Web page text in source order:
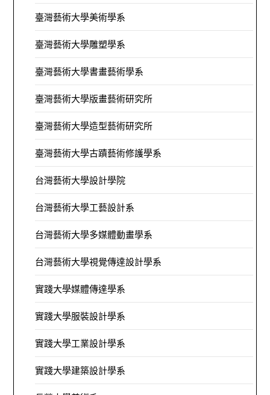
臺灣藝術大學美術學系
臺灣藝術大學雕塑學系
臺灣藝術大學書畫藝術學系
臺灣藝術大學版畫藝術研究所
臺灣藝術大學造型藝術研究所
臺灣藝術大學古蹟藝術修護學系
台灣藝術大學設計學院
台灣藝術大學工藝設計系
台灣藝術大學多媒體動畫學系
台灣藝術大學視覺傳達設計學系
實踐大學媒體傳達學系
實踐大學服裝設計學系
實踐大學工業設計學系
實踐大學建築設計學系